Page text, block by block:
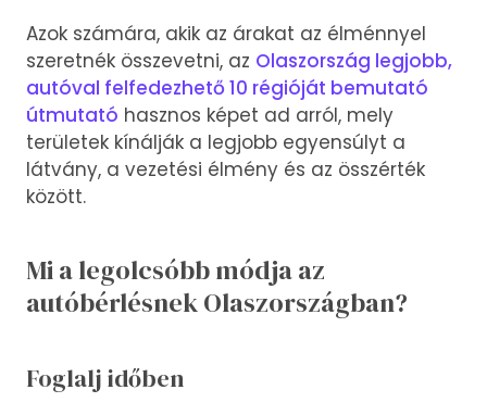
Azok számára, akik az árakat az élménnyel
szeretnék összevetni, az Olaszország legjobb,
autóval felfedezhető 10 régióját bemutató
útmutató hasznos képet ad arról, mely
területek kínálják a legjobb egyensúlyt a
látvány, a vezetési élmény és az összérték
között.
Mi a legolcsóbb módja az
autóbérlésnek Olaszországban?
Foglalj időben